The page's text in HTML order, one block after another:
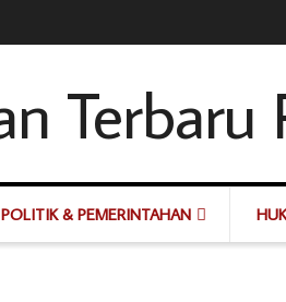
POLITIK & PEMERINTAHAN